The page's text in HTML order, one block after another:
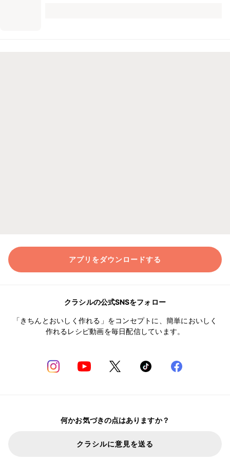
アプリをダウンロードする
クラシルの公式SNSをフォロー
「きちんとおいしく作れる」をコンセプトに、簡単においしく
作れるレシピ動画を毎日配信しています。
何かお気づきの点はありますか？
クラシルに意見を送る